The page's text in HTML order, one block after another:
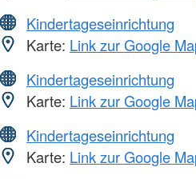
Kindertageseinrichtung
Karte: Link zur Google
Kindertageseinrichtung
Karte: Link zur Google
Kindertageseinrichtung
Karte: Link zur Google